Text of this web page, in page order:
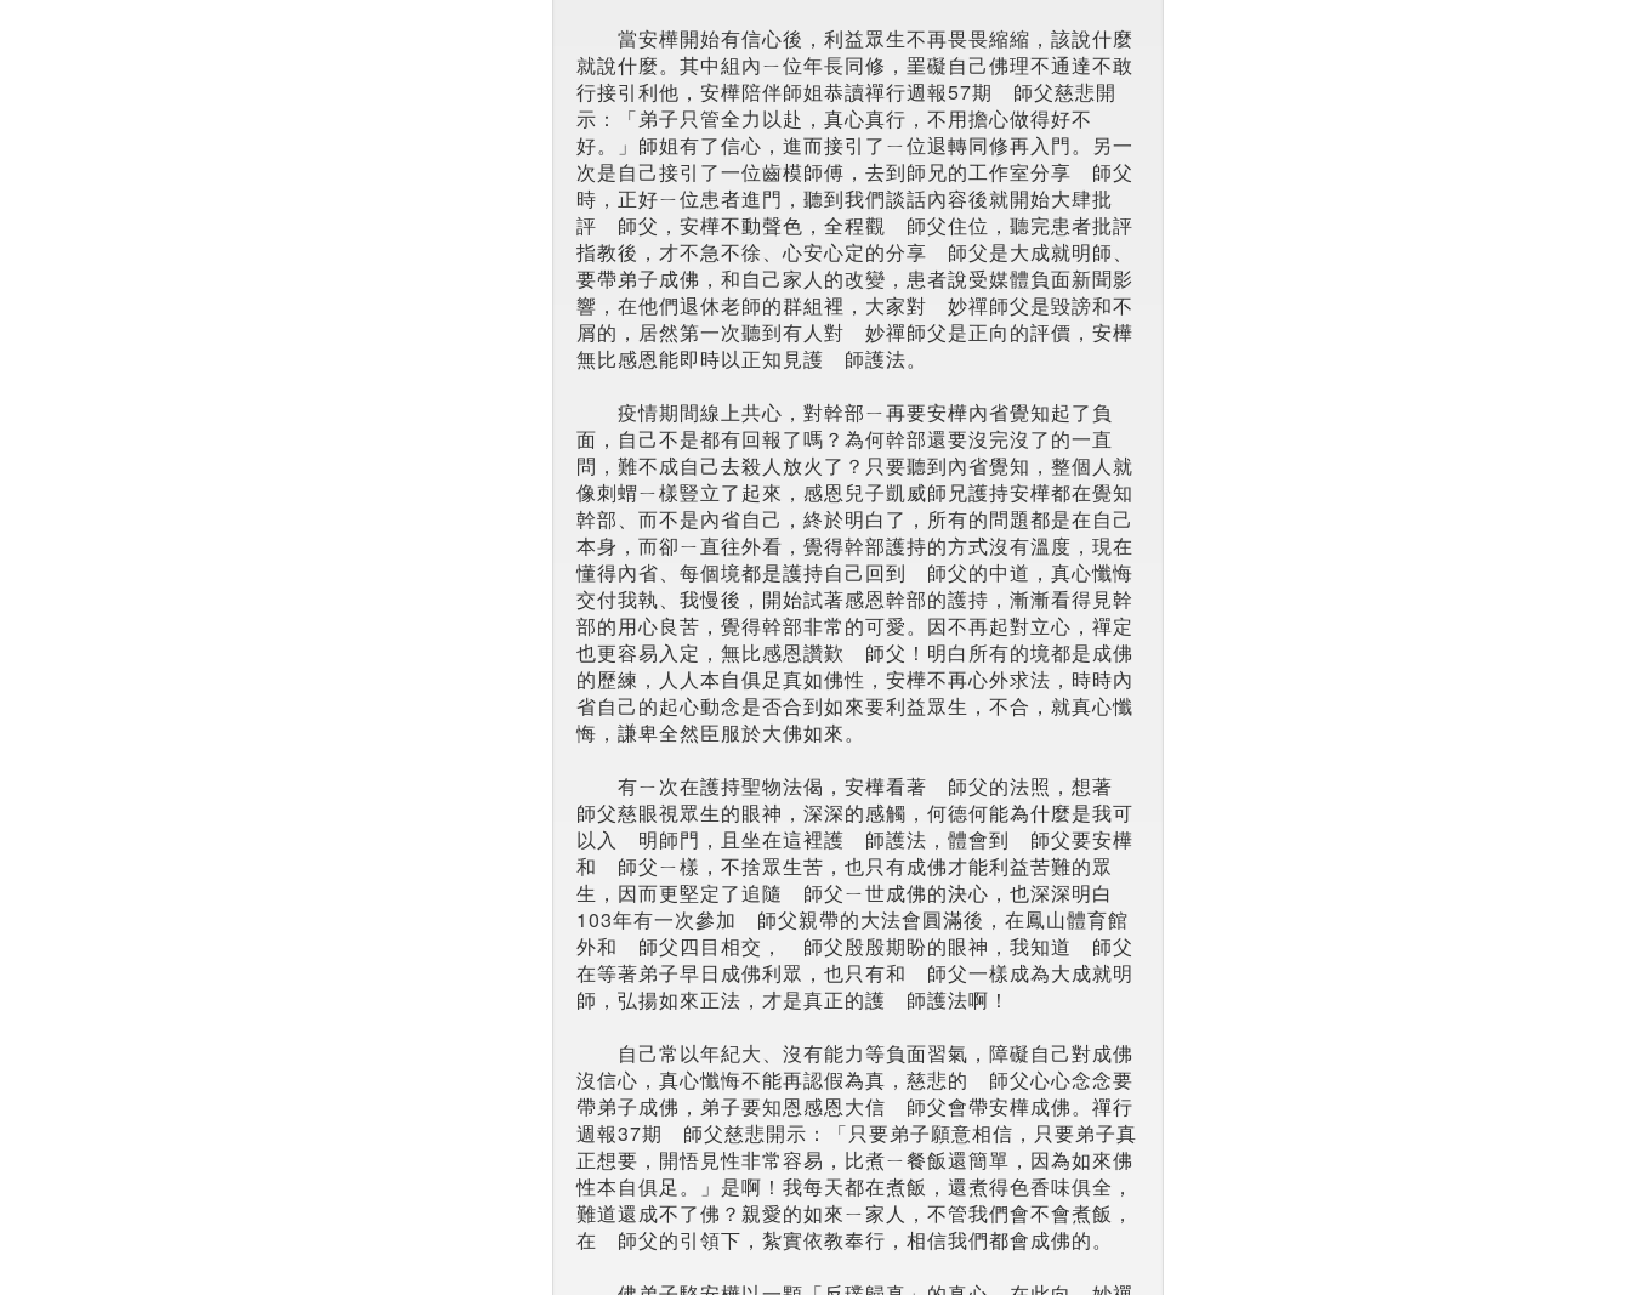
當安樺開始有信心後，利益眾生不再畏畏縮縮，該說什麼
就說什麼。其中組內ㄧ位年長同修，罣礙自己佛理不通達不敢
行接引利他，安樺陪伴師姐恭讀禪行週報57期 師父慈悲開
示：「弟子只管全力以赴，真心真行，不用擔心做得好不
好。」師姐有了信心，進而接引了ㄧ位退轉同修再入門。另一
次是自己接引了一位齒模師傅，去到師兄的工作室分享 師父
時，正好ㄧ位患者進門，聽到我們談話內容後就開始大肆批
評 師父，安樺不動聲色，全程觀 師父住位，聽完患者批評
指教後，才不急不徐、心安心定的分享 師父是大成就明師、
要帶弟子成佛，和自己家人的改變，患者說受媒體負面新聞影
響，在他們退休老師的群組裡，大家對 妙禪師父是毀謗和不
屑的，居然第一次聽到有人對 妙禪師父是正向的評價，安樺
無比感恩能即時以正知見護 師護法。
疫情期間線上共心，對幹部ㄧ再要安樺內省覺知起了負
面，自己不是都有回報了嗎？為何幹部還要沒完沒了的一直
問，難不成自己去殺人放火了？只要聽到內省覺知，整個人就
像刺蝟ㄧ樣豎立了起來，感恩兒子凱威師兄護持安樺都在覺知
幹部、而不是內省自己，終於明白了，所有的問題都是在自己
本身，而卻ㄧ直往外看，覺得幹部護持的方式沒有溫度，現在
懂得內省、每個境都是護持自己回到 師父的中道，真心懺悔
交付我執、我慢後，開始試著感恩幹部的護持，漸漸看得見幹
部的用心良苦，覺得幹部非常的可愛。因不再起對立心，禪定
也更容易入定，無比感恩讚歎 師父！明白所有的境都是成佛
的歷練，人人本自俱足真如佛性，安樺不再心外求法，時時內
省自己的起心動念是否合到如來要利益眾生，不合，就真心懺
悔，謙卑全然臣服於大佛如來。
有ㄧ次在護持聖物法偈，安樺看著 師父的法照，想著
師父慈眼視眾生的眼神，深深的感觸，何德何能為什麼是我可
以入 明師門，且坐在這裡護 師護法，體會到 師父要安樺
和 師父ㄧ樣，不捨眾生苦，也只有成佛才能利益苦難的眾
生，因而更堅定了追隨 師父ㄧ世成佛的決心，也深深明白
103年有一次參加 師父親帶的大法會圓滿後，在鳳山體育館
外和 師父四目相交， 師父殷殷期盼的眼神，我知道 師父
在等著弟子早日成佛利眾，也只有和 師父一樣成為大成就明
師，弘揚如來正法，才是真正的護 師護法啊！
自己常以年紀大、沒有能力等負面習氣，障礙自己對成佛
沒信心，真心懺悔不能再認假為真，慈悲的 師父心心念念要
帶弟子成佛，弟子要知恩感恩大信 師父會帶安樺成佛。禪行
週報37期 師父慈悲開示：「只要弟子願意相信，只要弟子真
正想要，開悟見性非常容易，比煮ㄧ餐飯還簡單，因為如來佛
性本自俱足。」是啊！我每天都在煮飯，還煮得色香味俱全，
難道還成不了佛？親愛的如來ㄧ家人，不管我們會不會煮飯，
在 師父的引領下，紮實依教奉行，相信我們都會成佛的。